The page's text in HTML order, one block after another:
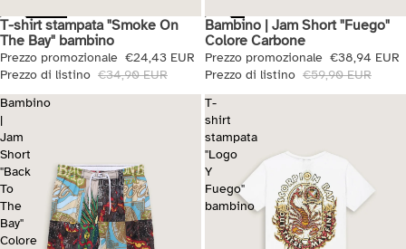
Saldi
T-shirt stampata "Smoke On
The Bay" bambino
Prezzo promozionale €24,43 EUR
Prezzo di listino €34,90 EUR
Saldi
Bambino | Jam Short "Fuego"
Colore Carbone
Prezzo promozionale €38,94 EUR
Prezzo di listino €59,90 EUR
Bambino
|
Jam
Short
"Back
To
The
Bay"
Colore
T-
shirt
stampata
"Logo
Y
Fuego"
bambino